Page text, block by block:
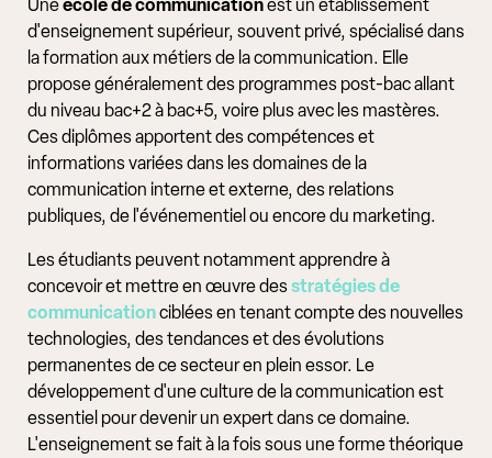
Uneécole de communicationest un établissement
d'enseignement supérieur, souvent privé, spécialisé dans
la formation aux métiers de la communication. Elle
propose généralement des programmes post-bac allant
du niveau bac+2 à bac+5, voire plus avec les mastères.
Ces diplômes apportent des compétences et
informations variées dans les domaines de la
communication interne et externe, des relations
publiques, de l'événementiel ou encore du marketing.
Les étudiants peuvent notamment apprendre à
concevoir et mettre en œuvre desstratégies de
communicationciblées en tenant compte des nouvelles
technologies, des tendances et des évolutions
permanentes de ce secteur en plein essor. Le
développement d'une culture de la communication est
essentiel pour devenir un expert dans ce domaine.
L'enseignement se fait à la fois sous une forme théorique